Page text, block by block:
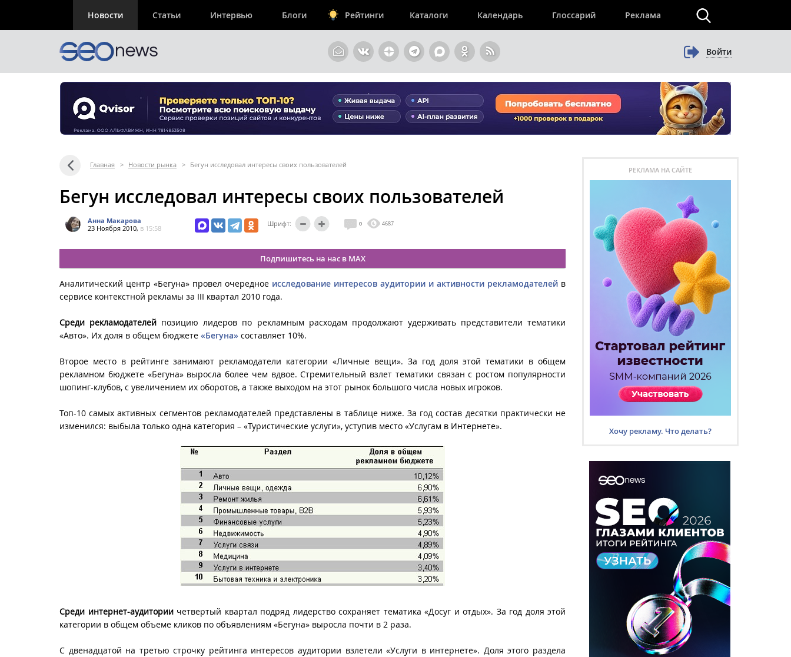
Новости Статьи Интервью Блоги Рейтинги Каталоги Календарь Глоссарий Реклама
Войти
Главная > Новости рынка > Бегун исследовал интересы своих пользователей
Бегун исследовал интересы своих пользователей
Анна Макарова
23 Ноября 2010, в 15:58
Шрифт: 0 4687
Подпишитесь на нас в MAX
Аналитический центр «Бегуна» провел очередное исследование интересов аудитории и активности рекламодателей в
сервисе контекстной рекламы за III квартал 2010 года.
Среди рекламодателей позицию лидеров по рекламным расходам продолжают удерживать представители тематики
«Авто». Их доля в общем бюджете «Бегуна» составляет 10%.
Второе место в рейтинге занимают рекламодатели категории «Личные вещи». За год доля этой тематики в общем
рекламном бюджете «Бегуна» выросла более чем вдвое. Стремительный взлет тематики связан с ростом популярности
шопинг-клубов, с увеличением их оборотов, а также выходом на этот рынок большого числа новых игроков.
Топ-10 самых активных сегментов рекламодателей представлены в таблице ниже. За год состав десятки практически не
изменился: выбыла только одна категория – «Туристические услуги», уступив место «Услугам в Интернете».
Среди интернет-аудиториичетвертый квартал подряд лидерство сохраняет тематика «Досуг и отдых». За год доля этой
категории в общем объеме кликов по объявлениям «Бегуна» выросла почти в 2 раза.
С двенадцатой на третью строчку рейтинга интересов аудитории взлетели «Услуги в интернете». Доля этого раздела
РЕКЛАМА НА САЙТЕ
Хочу рекламу. Что делать?